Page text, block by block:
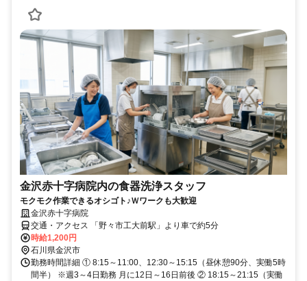
金沢赤十字病院内の食器洗浄スタッフ
モクモク作業できるオシゴト♪Ｗワークも大歓迎
金沢赤十字病院
交通・アクセス 「野々市工大前駅」より車で約5分
時給1,200円
石川県金沢市
勤務時間詳細 ① 8:15～11:00、12:30～15:15（昼休憩90分、実働5時
間半） ※週3～4日勤務 月に12日～16日前後 ② 18:15～21:15（実働